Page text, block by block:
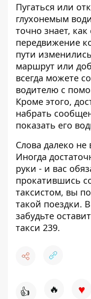
Пугаться или
глухонемым
точно знает,
передвижение
пути
маршрут или
всегда можете
водителю с
Кроме этого,
набрать
показать его
Слова далеко не
Иногда
руки - и вас
прокатившись
таксистом, вы
такой поездки.
забудьте
такси 239.
👍 🔥 ♥